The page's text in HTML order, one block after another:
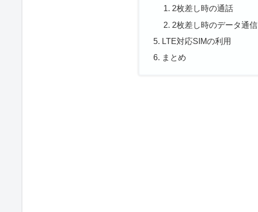
2枚差し時の通話
2枚差し時のデータ通信
LTE対応SIMの利用
まとめ